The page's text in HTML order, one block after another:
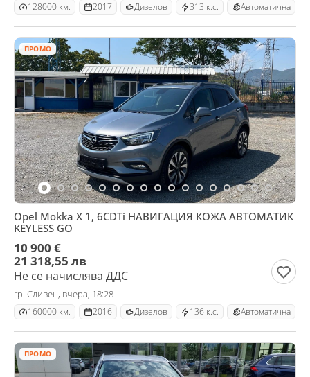
128000 км. 2017 Дизелов 313 к.с. Автоматична
ПРОМО
Opel Mokka X 1, 6CDTi НАВИГАЦИЯ КОЖА АВТОМАТИК
KEYLESS GO
10 900 €
21 318,55 лв
Не се начислява ДДС
гр. Сливен, вчера, 18:28
160000 км. 2016 Дизелов 136 к.с. Автоматична
ПРОМО